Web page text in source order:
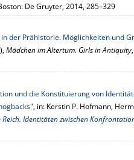
De Gruyter, 2014, 285–329
der Prähistorie. Möglichkeiten und
Mädchen im Altertum. Girls in Antiquity
und die Konstituierung von
, in: Kerstin P. Hofmann,
Reich. Identitäten zwischen